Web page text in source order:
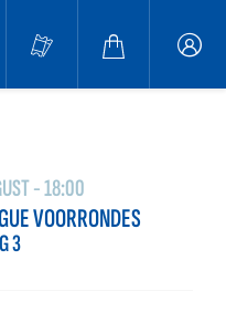
- 18:00
VOORRONDES
3